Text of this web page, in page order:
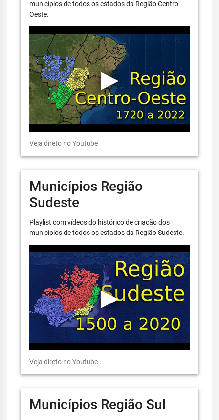
municípios de todos os estados da Região Centro-
Oeste.
Veja direto no Youtube
Municípios Região
Sudeste
Playlist com vídeos do histórico de criação dos
municípios de todos os estados da Região Sudeste.
Veja direto no Youtube
Municípios Região Sul